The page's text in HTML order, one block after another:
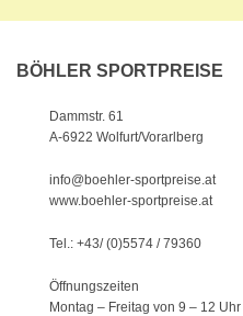
BÖHLER SPORTPREISE
Dammstr. 61
A-6922 Wolfurt/Vorarlberg
info@boehler-sportpreise.at
www.boehler-sportpreise.at
Tel.: +43/ (0)5574 / 79360
Öffnungszeiten
Montag – Freitag von 9 – 12 Uhr